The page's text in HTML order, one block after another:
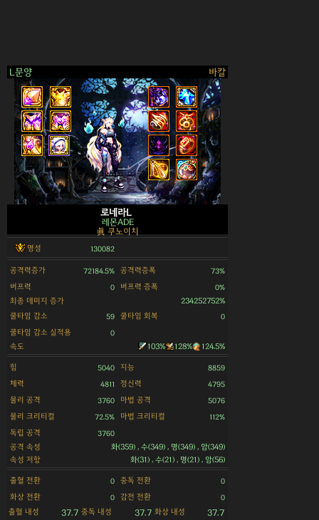
L문양 바칼
>
로네라L
레몬ADE
眞 쿠노이치
명성 130082
공격력증가 72184.5% 공격력증폭 73%
버프력 0 버프력 증폭 0%
최종 데미지 증가
234252752%
쿨타임 감소
59 쿨타임 회복 0
쿨타임 감소 실적용 0
속도 103% 128% 124.5%
힘 5040 지능 8859
체력 4811 정신력 4795
물리 공격 3760 마법 공격 5076
물리 크리티컬 72.5% 마법 크리티컬 112%
독립 공격 3760
공격 속성
화(359) , 수(349) , 명(349) , 암(349)
속성 저항
화(31) , 수(21) , 명(21) , 암(56)
출혈 전환 0 중독 전환 0
화상 전환 0 감전 전환 0
출혈 내성 37.7 중독 내성 37.7 화상 내성 37.7